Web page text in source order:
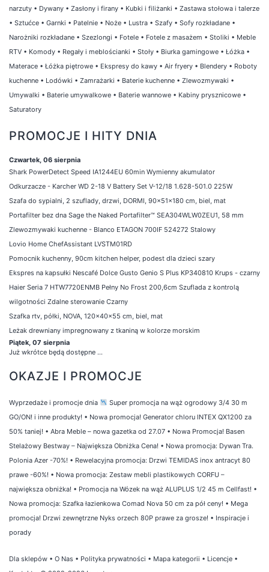
narzuty • Dywany • Zasłony i firany • Kubki i filiżanki • Zastawa stołowa i talerze
• Sztućce • Garnki • Patelnie • Noże • Lustra • Szafy • Sofy rozkładane •
Narożniki rozkładane • Szezlongi • Fotele • Fotele z masażem • Stoliki • Meble
RTV • Komody • Regały i meblościanki • Stoły • Biurka gamingowe • Łóżka •
Materace • Łóżka piętrowe • Ekspresy do kawy • Air fryery • Blendery • Roboty
kuchenne • Lodówki • Zamrażarki • Baterie kuchenne • Zlewozmywaki •
Umywalki • Baterie umywalkowe • Baterie wannowe • Kabiny prysznicowe •
Saturatory
PROMOCJE I HITY DNIA
Czwartek, 06 sierpnia
Shark PowerDetect Speed IA1244EU 60min Wymienny akumulator
Odkurzacze - Karcher WD 2-18 V Battery Set V-12/18 1.628-501.0 225W
Szafa do sypialni, 2 szuflady, drzwi, DORMI, 90x51x180 cm, biel, mat
Portafilter bez dna Sage the Naked Portafilter™ SEA304WLW0ZEU1, 58 mm
Zlewozmywaki kuchenne - Blanco ETAGON 700IF 524272 Stalowy
Lovio Home ChefAssistant LVSTM01RD
Pomocnik kuchenny, 90cm kitchen helper, podest dla dzieci szary
Ekspres na kapsułki Nescafé Dolce Gusto Genio S Plus KP340810 Krups - czarny
Haier Seria 7 HTW7720ENMB Pełny No Frost 200,6cm Szuflada z kontrolą
wilgotności Zdalne sterowanie Czarny
Szafka rtv, półki, NOVA, 120x40x55 cm, biel, mat
Leżak drewniany impregnowany z tkaniną w kolorze morskim
Piątek, 07 sierpnia
Już wkrótce będą dostępne ...
OKAZJE I PROMOCJE
Wyprzedaże i promocje dnia
Super promocja na wąż ogrodowy 3/4 30 m
GO/ON! i inne produkty! • Nowa promocja! Generator chloru INTEX QX1200 za
50% taniej! • Abra Meble – nowa gazetka od 27.07 • Nowa Promocja! Basen
Stelażowy Bestway – Największa Obniżka Cena! • Nowa promocja: Dywan Tra.
Polonia Azer -70%! • Rewelacyjna promocja: Drzwi TEMIDAS inox antracyt 80
prawe -60%! • Nowa promocja: Zestaw mebli plastikowych CORFU –
największa obniżka! • Promocja na Wózek na wąż ALUPLUS 1/2 45 m Cellfast! •
Nowa promocja: Szafka łazienkowa Comad Nova 50 cm za pół ceny! • Mega
promocja! Drzwi zewnętrzne Nyks orzech 80P prawe za grosze! • Inspiracje i
porady
Dla sklepów • O Nas • Polityka prywatności • Mapa kategorii • Licencje •